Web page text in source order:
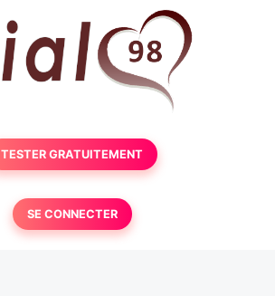
TESTER GRATUITEMENT
SE CONNECTER